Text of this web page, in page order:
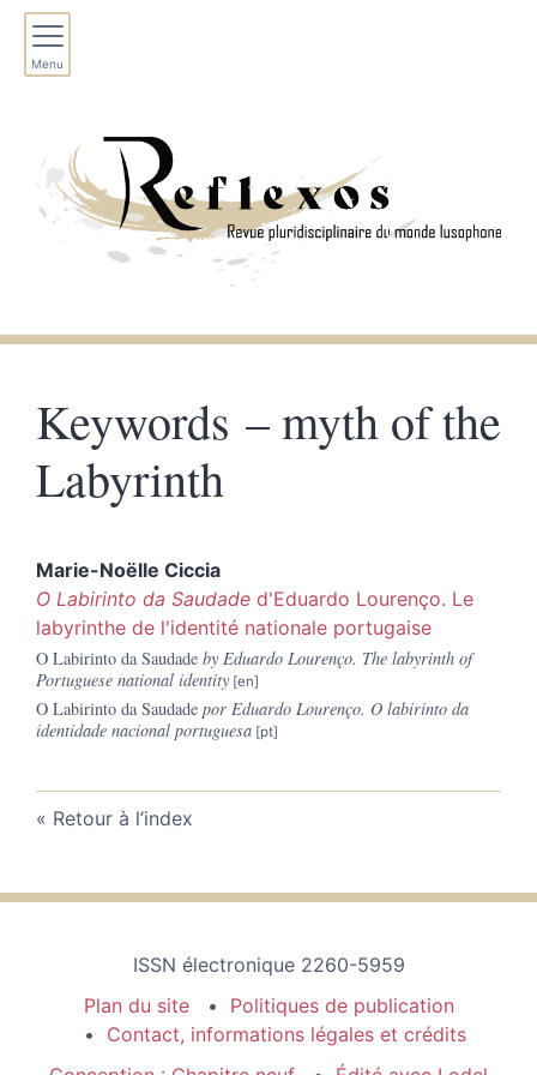
Menu
Keywords – myth of the
Labyrinth
Marie-Noëlle Ciccia
O Labirinto da Saudade d'Eduardo Lourenço. Le
labyrinthe de l'identité nationale portugaise
O Labirinto da Saudade by Eduardo Lourenço. The labyrinth of
Portuguese national identity
O Labirinto da Saudade por Eduardo Lourenço. O labirinto da
identidade nacional portuguesa
Retour à l’index
ISSN électronique 2260-5959
Plan du site
Politiques de publication
Contact, informations légales et crédits